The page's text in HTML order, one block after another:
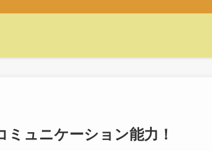
ュニケーション能力！